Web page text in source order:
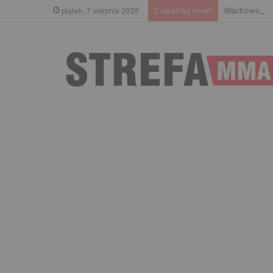
piątek, 7 sierpnia 2026 Z ostatniej chwili Błachowicz